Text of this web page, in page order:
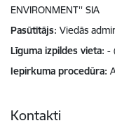
ENVIRONMENT'' SIA
Pasūtītājs Viedās
Līguma izpildes vieta -
Iepirkuma procedūra
Kontakti